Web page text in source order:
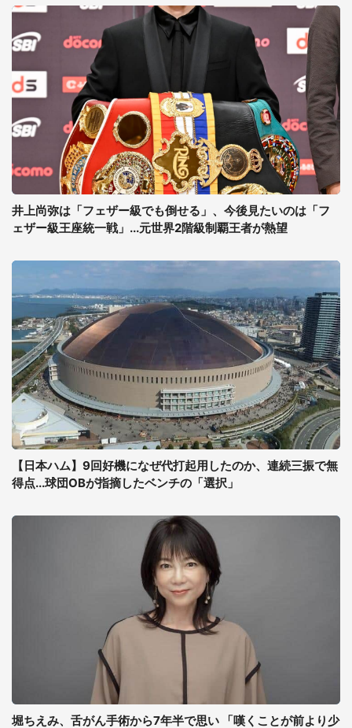
井上尚弥は「フェザー級でも倒せる」、今後見たいのは「フ
ェザー級王座統一戦」...元世界2階級制覇王者が熱望
【日本ハム】9回好機になぜ代打起用したのか、連続三振で無
得点...球団OBが指摘したベンチの「選択」
堀ちえみ、舌がん手術から7年半で思い 「嘆くことが前より少